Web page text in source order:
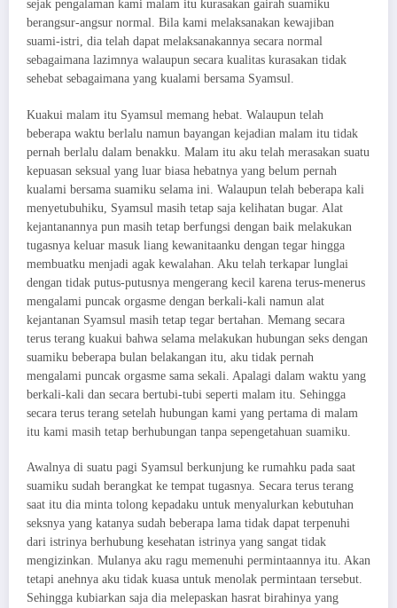
sejak pengalaman kami malam itu kurasakan gairah suamiku
berangsur-angsur normal. Bila kami melaksanakan kewajiban
suami-istri, dia telah dapat melaksanakannya secara normal
sebagaimana lazimnya walaupun secara kualitas kurasakan tidak
sehebat sebagaimana yang kualami bersama Syamsul.
Kuakui malam itu Syamsul memang hebat. Walaupun telah
beberapa waktu berlalu namun bayangan kejadian malam itu tidak
pernah berlalu dalam benakku. Malam itu aku telah merasakan suatu
kepuasan seksual yang luar biasa hebatnya yang belum pernah
kualami bersama suamiku selama ini. Walaupun telah beberapa kali
menyetubuhiku, Syamsul masih tetap saja kelihatan bugar. Alat
kejantanannya pun masih tetap berfungsi dengan baik melakukan
tugasnya keluar masuk liang kewanitaanku dengan tegar hingga
membuatku menjadi agak kewalahan. Aku telah terkapar lunglai
dengan tidak putus-putusnya mengerang kecil karena terus-menerus
mengalami puncak orgasme dengan berkali-kali namun alat
kejantanan Syamsul masih tetap tegar bertahan. Memang secara
terus terang kuakui bahwa selama melakukan hubungan seks dengan
suamiku beberapa bulan belakangan itu, aku tidak pernah
mengalami puncak orgasme sama sekali. Apalagi dalam waktu yang
berkali-kali dan secara bertubi-tubi seperti malam itu. Sehingga
secara terus terang setelah hubungan kami yang pertama di malam
itu kami masih tetap berhubungan tanpa sepengetahuan suamiku.
Awalnya di suatu pagi Syamsul berkunjung ke rumahku pada saat
suamiku sudah berangkat ke tempat tugasnya. Secara terus terang
saat itu dia minta tolong kepadaku untuk menyalurkan kebutuhan
seksnya yang katanya sudah beberapa lama tidak dapat terpenuhi
dari istrinya berhubung kesehatan istrinya yang sangat tidak
mengizinkan. Mulanya aku ragu memenuhi permintaannya itu. Akan
tetapi anehnya aku tidak kuasa untuk menolak permintaan tersebut.
Sehingga kubiarkan saja dia melepaskan hasrat birahinya yang